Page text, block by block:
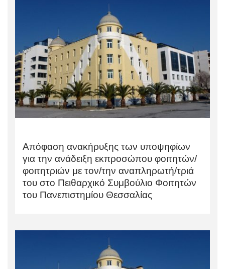
Απόφαση ανακήρυξης των υποψηφίων
για την ανάδειξη εκπροσώπου φοιτητών/
φοιτητριών με τον/την αναπληρωτή/τριά
του στο Πειθαρχικό Συμβούλιο Φοιτητών
του Πανεπιστημίου Θεσσαλίας